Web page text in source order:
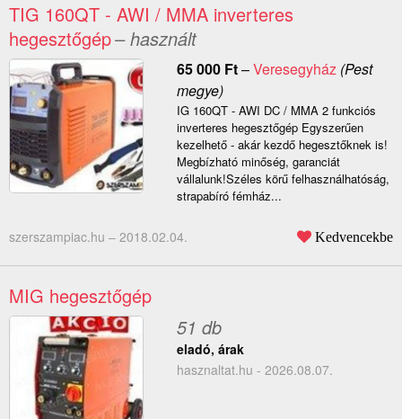
TIG 160QT - AWI / MMA inverteres
hegesztőgép– használt
65 000 Ft–Veresegyház(Pest
megye)
IG 160QT - AWI DC / MMA 2 funkciós
inverteres hegesztőgép Egyszerűen
kezelhető - akár kezdő hegesztőknek is!
Megbízható minőség, garanciát
vállalunk!Széles körű felhasználhatóság,
strapabíró fémház...
szerszampiac.hu – 2018.02.04. Kedvencekbe
MIG hegesztőgép
51 db
eladó, árak
hasznaltat.hu - 2026.08.07.